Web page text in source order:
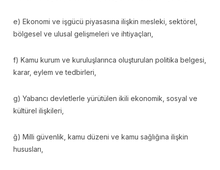
e) Ekonomi ve işgücü piyasasına ilişkin mesleki, sektörel,
bölgesel ve ulusal gelişmeleri ve ihtiyaçları,
f) Kamu kurum ve kuruluşlarınca oluşturulan politika belgesi,
karar, eylem ve tedbirleri,
g) Yabancı devletlerle yürütülen ikili ekonomik, sosyal ve
kültürel ilişkileri,
ğ) Milli güvenlik, kamu düzeni ve kamu sağlığına ilişkin
hususları,